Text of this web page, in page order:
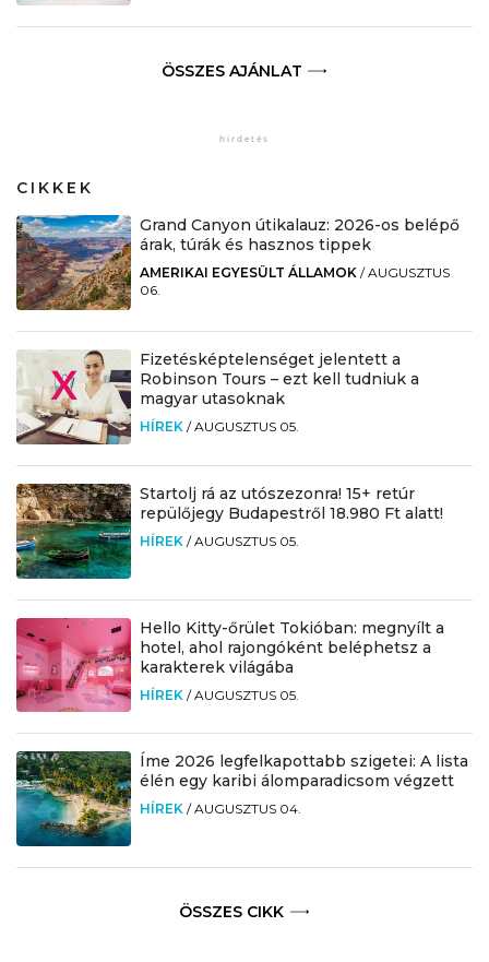
ÖSSZES AJÁNLAT
CIKKEK
Grand Canyon útikalauz: 2026-os belépő
árak, túrák és hasznos tippek
AMERIKAI EGYESÜLT ÁLLAMOK /AUGUSZTUS
06.
Fizetésképtelenséget jelentett a
Robinson Tours – ezt kell tudniuk a
magyar utasoknak
HÍREK /AUGUSZTUS 05.
Startolj rá az utószezonra! 15+ retúr
repülőjegy Budapestről 18.980 Ft alatt!
HÍREK /AUGUSZTUS 05.
Hello Kitty-őrület Tokióban: megnyílt a
hotel, ahol rajongóként beléphetsz a
karakterek világába
HÍREK /AUGUSZTUS 05.
Íme 2026 legfelkapottabb szigetei: A lista
élén egy karibi álomparadicsom végzett
HÍREK /AUGUSZTUS 04.
ÖSSZES CIKK